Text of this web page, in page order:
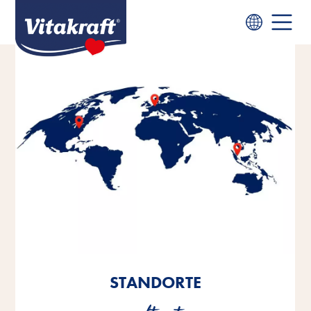
STANDORTE
STANDORTE
STANDORTE